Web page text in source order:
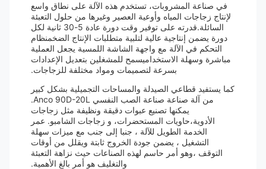
في صناعة المشروبات، تستخدم هذه الآلة على نطاق واسع
لإنتاج زجاجات المياه وأوعية العصير وغيرها من حلول التعبئة
السائلة.قدرته على توفير وقت دورة عادة 5-30 ثانية لكل
دورة يضمن إنتاجية عالية لتلبية متطلبات الإنتاج الضخمنظام
التحكم في الآلة مع واجهة الشاشة اللمسية يجعل العملية
مباشرة وسهلة الاستخداميسمح للمشغلين بتعديل الإعدادات
بسرعة لتصميمات ومواد مختلفة للزجاجات.
كما يستفيد قطاعي الصيدلة والمساحات التجميلية بشكل كبير
من آلة صناعة صناعة الصب النفسي Anco 90D-20L.
يمكنها تصنيع عبوات دقيقة ونظيفة مثل زجاجات
الأدوية،حاويات المستحضرات، و زجاجات الشامبو. عمر
الخدمة الطويل للآلة ، جنبا إلى جنب مع ميزات سهلة
التشغيل ، يضمن جودة الخروج ثابتة ويقلل من أوقات
التوقف ،وهو أمر حاسم لهذه الصناعات حيث نزاهة التعبئة
والتغليف هو أمر بالغ الأهمية.